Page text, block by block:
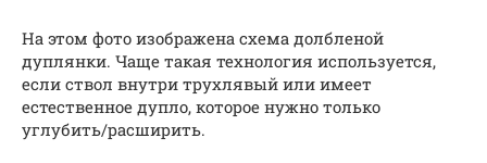
На этом фото изображена схема долбленой
дуплянки. Чаще такая технология используется,
если ствол внутри трухлявый или имеет
естественное дупло, которое нужно только
углубить/расширить.